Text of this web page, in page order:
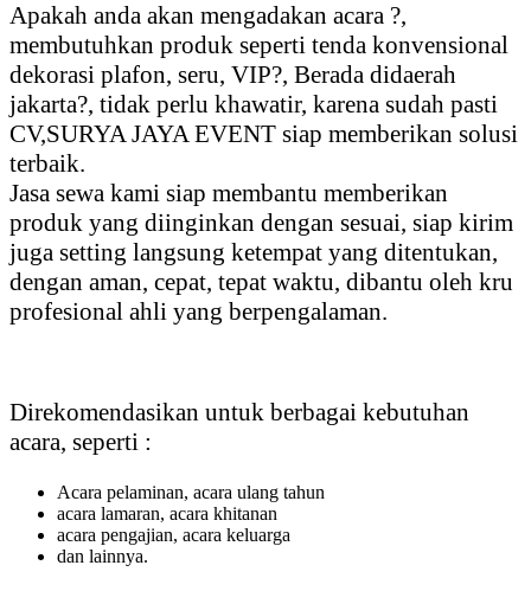
Jakarta
Apakah anda akan mengadakan acara ?,
membutuhkan produk seperti tenda konvensional
dekorasi plafon, seru, VIP?, Berada didaerah
jakarta?, tidak perlu khawatir, karena sudah pasti
CV,SURYA JAYA EVENT siap memberikan solusi
terbaik.
Jasa sewa kami siap membantu memberikan
produk yang diinginkan dengan sesuai, siap kirim
juga setting langsung ketempat yang ditentukan,
dengan aman, cepat, tepat waktu, dibantu oleh kru
profesional ahli yang berpengalaman.
Direkomendasikan untuk berbagai kebutuhan
acara, seperti :
Acara pelaminan, acara ulang tahun
acara lamaran, acara khitanan
acara pengajian, acara keluarga
dan lainnya.